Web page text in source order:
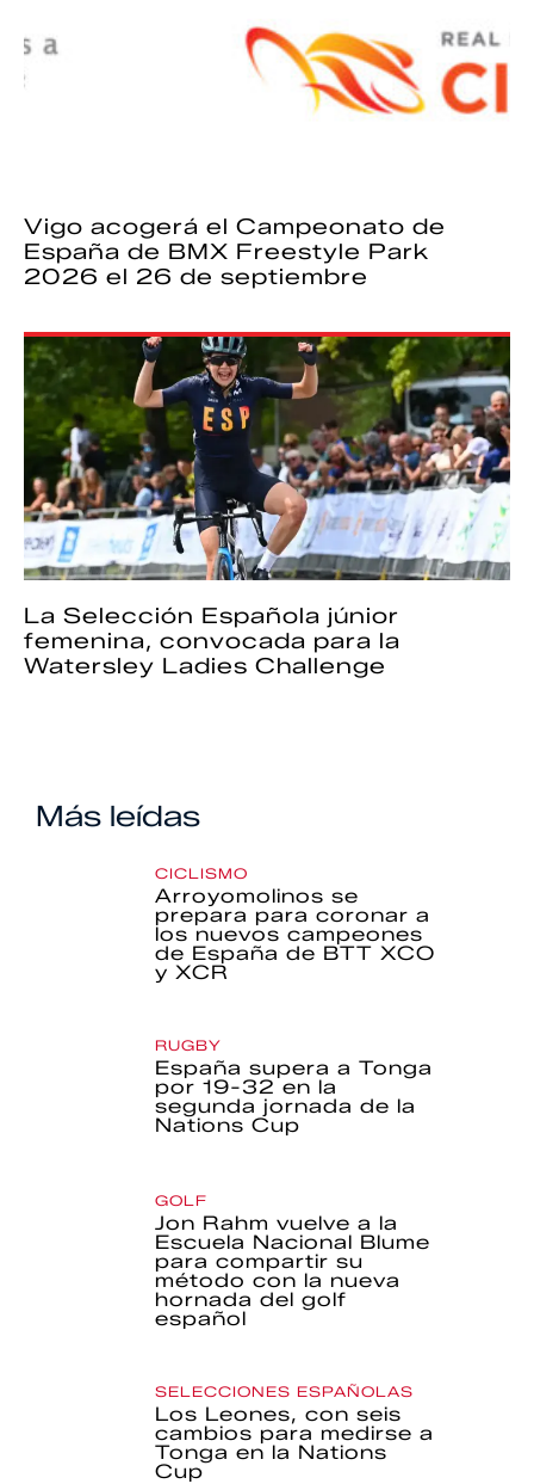
Vigo acogerá el Campeonato de
España de BMX Freestyle Park
2026 el 26 de septiembre
La Selección Española júnior
femenina, convocada para la
Watersley Ladies Challenge
Más leídas
CICLISMO
Arroyomolinos se
prepara para coronar a
los nuevos campeones
de España de BTT XCO
y XCR
RUGBY
España supera a Tonga
por 19-32 en la
segunda jornada de la
Nations Cup
GOLF
Jon Rahm vuelve a la
Escuela Nacional Blume
para compartir su
método con la nueva
hornada del golf
español
SELECCIONES ESPAÑOLAS
Los Leones, con seis
cambios para medirse a
Tonga en la Nations
Cup